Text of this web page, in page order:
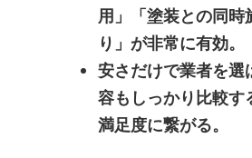
用」「塗装との同時
り」が非常に有効。
安さだけで業者を選
容もしっかり比較す
満足度に繋がる。